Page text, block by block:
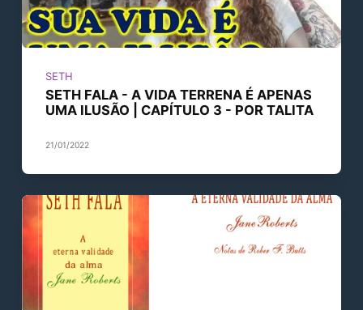
SETH
SETH FALA - A VIDA TERRENA É APENAS
UMA ILUSÃO | CAPÍTULO 3 - POR TALITA
21/01/2022